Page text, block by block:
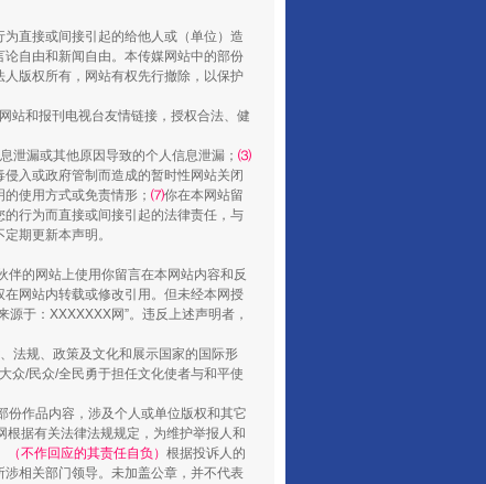
“谁都不怕”的他落马了
直接或间接引起的给他人或（单位）造
自由和新闻自由。本传媒网站中的部份
版权所有，网站有权先行撤除，以保护
站和报刊电视台友情链接，授权合法、健
泄漏或其他原因导致的个人信息泄漏； ⑶
入或政府管制而造成的暂时性网站关闭
使用方式或免责情形； ⑺你在本网站留
行为而直接或间接引起的法律责任，与
期更新本声明。
伴的网站上使用你留言在本网站内容和反
网站内转载或修改引用。但未经本网授
于：XXXXXXX网”。违反上述声明者，
法规、政策及文化和展示国家的国际形
众/民众/全民勇于担任文化使者与和平使
份作品内容，涉及个人或单位版权和其它
据有关法律法规规定，为维护举报人和
不作回应的其责任自负） 根据投诉人的
相关部门领导。未加盖公章，并不代表